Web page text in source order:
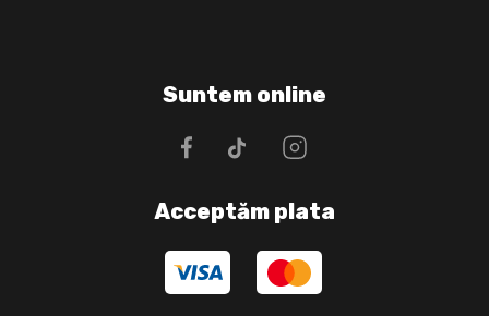
Suntem online
Acceptăm plata